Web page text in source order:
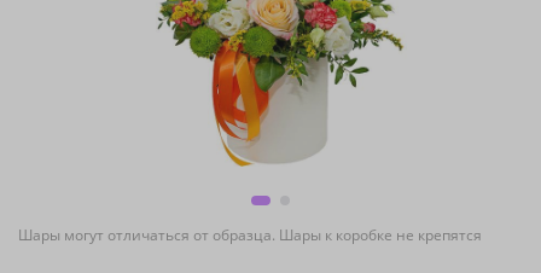
Шары могут отличаться от образца. Шары к коробке не крепятся